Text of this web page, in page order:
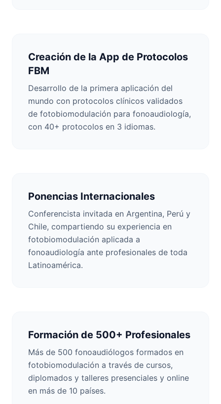
Creación de la App de Protocolos
FBM
Desarrollo de la primera aplicación del
mundo con protocolos clínicos validados
de fotobiomodulación para fonoaudiología,
con 40+ protocolos en 3 idiomas.
Ponencias Internacionales
Conferencista invitada en Argentina, Perú y
Chile, compartiendo su experiencia en
fotobiomodulación aplicada a
fonoaudiología ante profesionales de toda
Latinoamérica.
Formación de 500+ Profesionales
Más de 500 fonoaudiólogos formados en
fotobiomodulación a través de cursos,
diplomados y talleres presenciales y online
en más de 10 países.